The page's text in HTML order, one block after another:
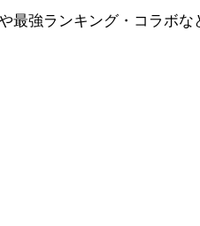
強ランキング・コラボな